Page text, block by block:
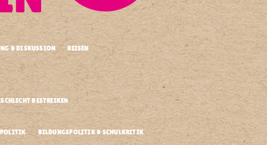
& DISKUSSION REISEN
BESTREIKEN.
BILDUNGSPOLITIK & SCHULKRITIK